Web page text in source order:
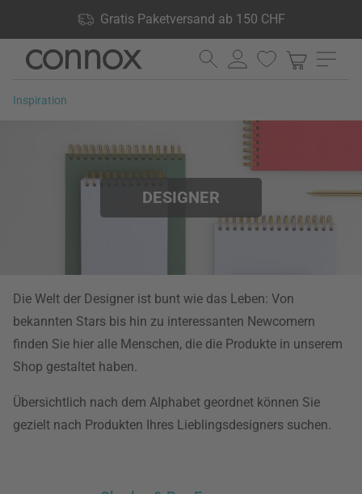
Gratis Paketversand ab 150 CHF
Produkte lagernd, 60 Tage Rückgaberecht
Direkt
Seiteninhalt
Direkt
Suchfeld
Inspiration
DESIGNER
Die Welt der Designer ist bunt wie das Leben: Von
bekannten Stars bis hin zu interessanten Newcomern
finden Sie hier alle Menschen, die die Produkte in unserem
Shop gestaltet haben.
Übersichtlich nach dem Alphabet geordnet können Sie
gezielt nach Produkten Ihres Lieblingsdesigners suchen.